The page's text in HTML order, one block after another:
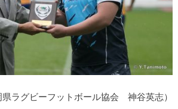
県ラグビーフットボール協会 神谷英志）